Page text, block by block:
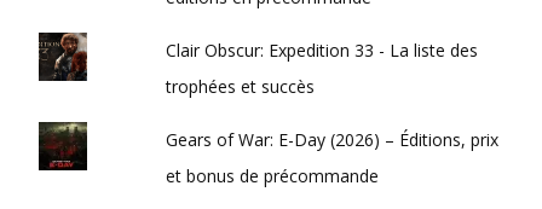
Clair Obscur: Expedition 33 - La liste des
trophées et succès
Gears of War: E-Day (2026) – Éditions, prix
et bonus de précommande